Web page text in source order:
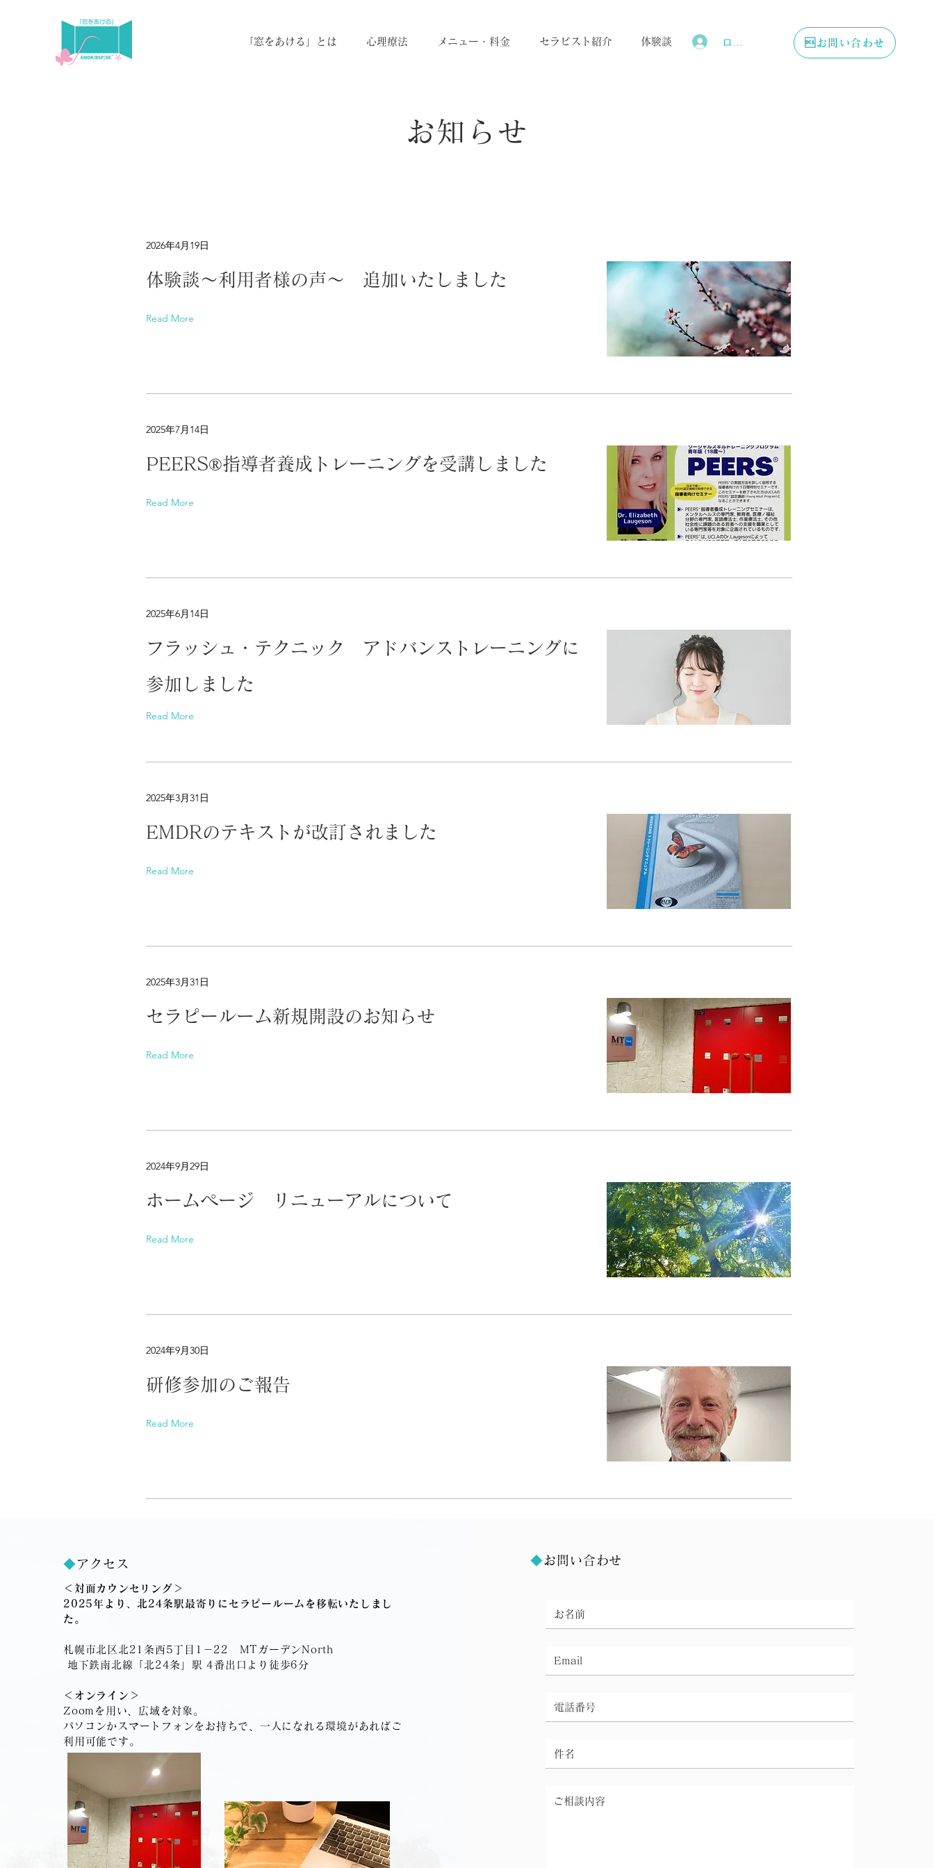
「窓をあける」とは 心理療法 メニュー・料金 セラピスト紹介 体験談 ログイン お問い合わせ
お知らせ
2026年4月19日
体験談～利用者様の声～ 追加いたしました
Read More
2025年7月14日
PEERS®指導者養成トレーニングを受講しました
Read More
2025年6月14日
フラッシュ・テクニック アドバンストレーニングに
参加しました
Read More
2025年3月31日
EMDRのテキストが改訂されました
Read More
2025年3月31日
セラピールーム新規開設のお知らせ
Read More
2024年9月29日
ホームページ リニューアルについて
Read More
2024年9月30日
研修参加のご報告
Read More
◆アクセス
＜対面カウンセリング＞
2025年より、北24条駅最寄りにセラピールームを移転いたしまし
た。
札幌市北区北21条西5丁目1－22 MTガーデンNorth
地下鉄南北線「北24条」駅 4番出口より徒歩6分
＜オンライン＞
Zoomを用い、広域を対象。
​パソコンかスマートフォンをお持ちで、一人になれる環境があればご
利用可能です。
◆お問い合わせ